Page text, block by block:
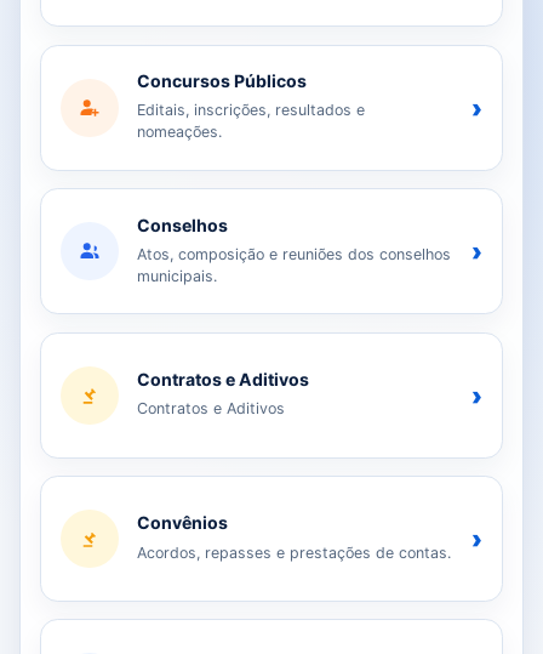
Concursos Públicos
Editais, inscrições, resultados e
nomeações.
›
Conselhos
Atos, composição e reuniões dos conselhos
municipais.
›
Contratos e Aditivos
Contratos e Aditivos ›
Convênios
Acordos, repasses e prestações de contas. ›